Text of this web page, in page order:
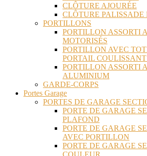
CLÔTURE AJOURÉE
CLÔTURE PALISSADE
PORTILLONS
PORTILLON ASSORTI
MOTORISÉS
PORTILLON AVEC
PORTAIL
PORTILLON ASSORTI
ALUMINIUM
GARDE-CORPS
Portes Garage
PORTES DE GARAGE
PORTE DE GARAGE
PLAFOND
PORTE DE GARAGE
AVEC PORTILLON
PORTE DE GARAGE